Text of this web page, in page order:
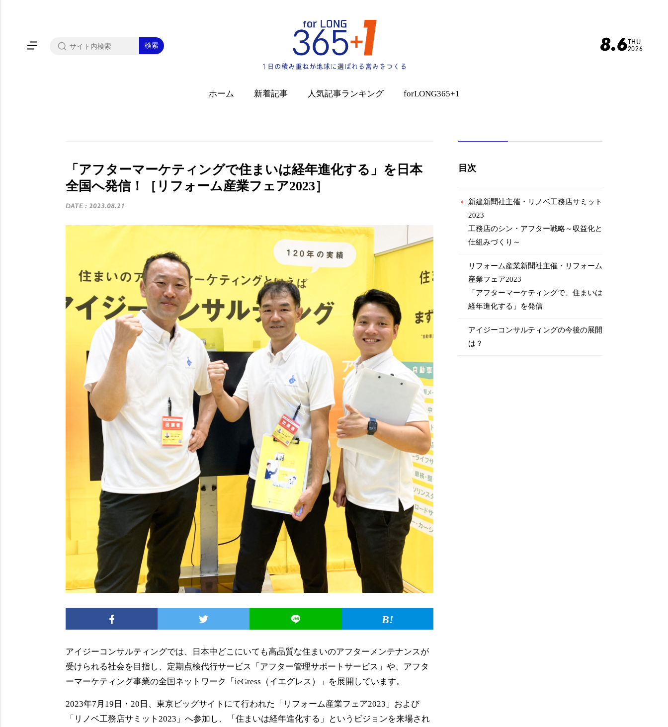
8.6THU
2026
ホーム 新着記事 人気記事ランキング forLONG365+1
「アフターマーケティングで住まいは経年進化する」を日本
全国へ発信！［リフォーム産業フェア2023］
DATE : 2023.08.21
アイジーコンサルティングでは、日本中どこにいても高品質な住まいのアフターメンテナンスが
受けられる社会を目指し、定期点検代行サービス「アフター管理サポートサービス」や、アフタ
ーマーケティング事業の全国ネットワーク「ieGress（イエグレス）」を展開しています。
2023年7月19日・20日、東京ビッグサイトにて行われた「リフォーム産業フェア2023」および
「リノベ工務店サミット2023」へ参加し、「住まいは経年進化する」というビジョンを来場され
目次
新建新聞社主催・リノベ工務店サミット
2023
工務店のシン・アフター戦略～収益化と
仕組みづくり～
リフォーム産業新聞社主催・リフォーム
産業フェア2023
「アフターマーケティングで、住まいは
経年進化する」を発信
アイジーコンサルティングの今後の展開
は？